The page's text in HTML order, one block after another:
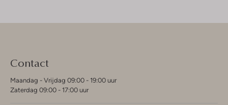
Contact
Maandag - Vrijdag 09:00 - 19:00 uur
Zaterdag 09:00 - 17:00 uur